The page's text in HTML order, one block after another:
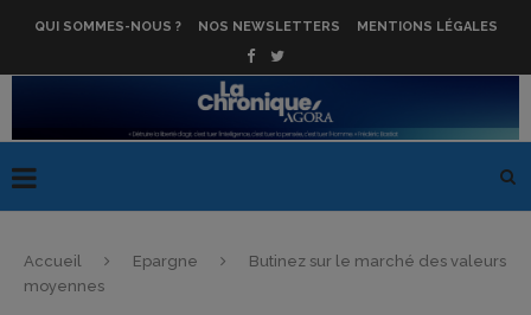
QUI SOMMES-NOUS ? NOS NEWSLETTERS MENTIONS LÉGALES
Accueil Epargne
Butinez sur le marché des valeurs
moyennes